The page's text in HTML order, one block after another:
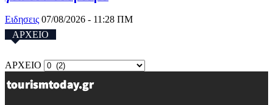
Ειδησεις 07/08/2026 - 11:28 ΠΜ
ΑΡΧΕΙΟ
ΑΡΧΕΙΟ